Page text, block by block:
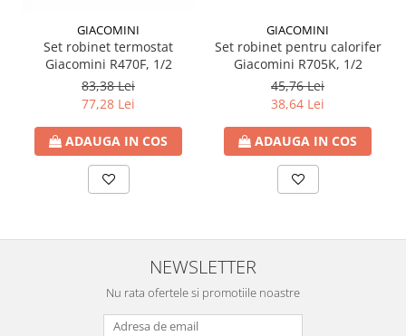
Ventilator de tubulatura
Amenajare bucatarie
Promotii pachete chiuveta +
Chiuvete bucatarie din compozit
Chiuveta bucatarie inox
Chiuveta bucatarie granit
GIACOMINI
Set robinet termostat
Giacomini R470F, 1/2
83,38 Lei
77,28 Lei
ADAUGA IN COS
GIACOMINI
Set robinet pentru calorifer
Giacomini R705K, 1/2
45,76 Lei
38,64 Lei
ADAUGA IN COS
NEWSLETTER
Nu rata ofertele si promotiile noastre